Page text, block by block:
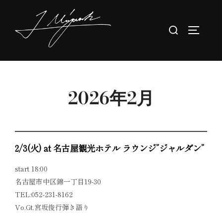
ツ
検
2026年2月
2/3(火) at 名古屋観光ホテル ラウンジ”ジャルダン”
start 18:00
名古屋市中区錦一丁目19-30
TEL:052-231-8162
Vo.Gt.宮坂俊行弾き語り